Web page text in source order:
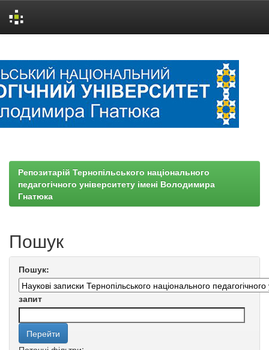
Репозитарій Тернопільського національного
педагогічного університету імені Володимира
Гнатюка
Пошук
Пошук:
запит